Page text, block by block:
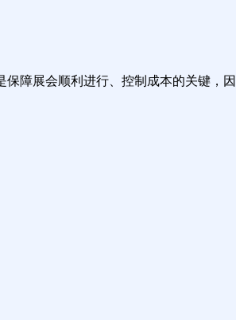
障展会顺利进行、控制成本的关键，因